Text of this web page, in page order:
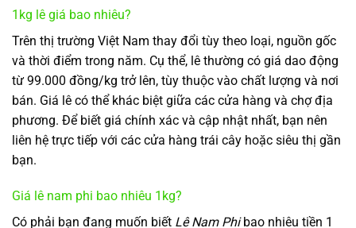
1kg lê giá bao nhiêu?
Trên thị trường Việt Nam thay đổi tùy theo loại, nguồn gốc
và thời điểm trong năm. Cụ thể, lê thường có giá dao động
từ 99.000 đồng/kg trở lên, tùy thuộc vào chất lượng và nơi
bán. Giá lê có thể khác biệt giữa các cửa hàng và chợ địa
phương. Để biết giá chính xác và cập nhật nhất, bạn nên
liên hệ trực tiếp với các cửa hàng trái cây hoặc siêu thị gần
bạn.
Giá lê nam phi bao nhiêu 1kg?
Có phải bạn đang muốn biết Lê Nam Phibao nhiêu tiền 1